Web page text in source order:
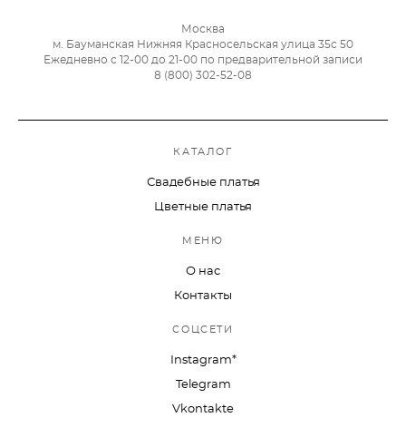
Москва
м. Бауманская Нижняя Красносельская улица 35с 50
Ежедневно с 12-00 до 21-00 по предварительной записи
8 (800) 302-52-08
КАТАЛОГ
Свадебные платья
Цветные платья
МЕНЮ
О нас
Контакты
СОЦСЕТИ
Instagram*
Telegram
Vkontakte